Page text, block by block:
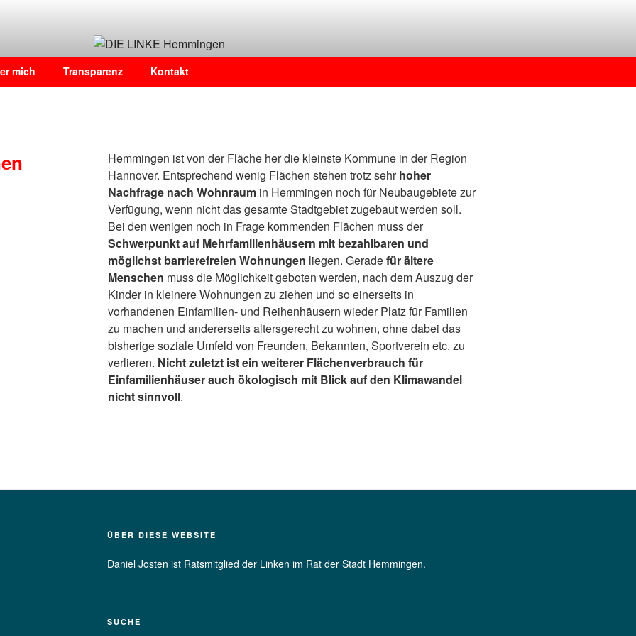
mich Transparenz Kontakt
Hemmingen ist von der Fläche her die kleinste Kommune in der Region
Hannover. Entsprechend wenig Flächen stehen trotz sehrhoher
Nachfrage nach Wohnraumin Hemmingen noch für Neubaugebiete zur
Verfügung, wenn nicht das gesamte Stadtgebiet zugebaut werden soll.
Bei den wenigen noch in Frage kommenden Flächen muss der
Schwerpunkt auf Mehrfamilienhäusern mit bezahlbaren und
möglichst barrierefreien Wohnungen liegen. Geradefür ältere
Menschen muss die Möglichkeit geboten werden, nach dem Auszug der
Kinder in kleinere Wohnungen zu ziehen und so einerseits in
vorhandenen Einfamilien- und Reihenhäusern wieder Platz für Familien
zu machen und andererseits altersgerecht zu wohnen, ohne dabei das
bisherige soziale Umfeld von Freunden, Bekannten, Sportverein etc. zu
verlieren. Nicht zuletzt ist ein weiterer Flächenverbrauch für
Einfamilienhäuser auch ökologisch mit Blick auf den Klimawandel
nicht sinnvoll.
ÜBER DIESE WEBSITE
Daniel Josten ist Ratsmitglied der Linken im Rat der Stadt Hemmingen.
SUCHE